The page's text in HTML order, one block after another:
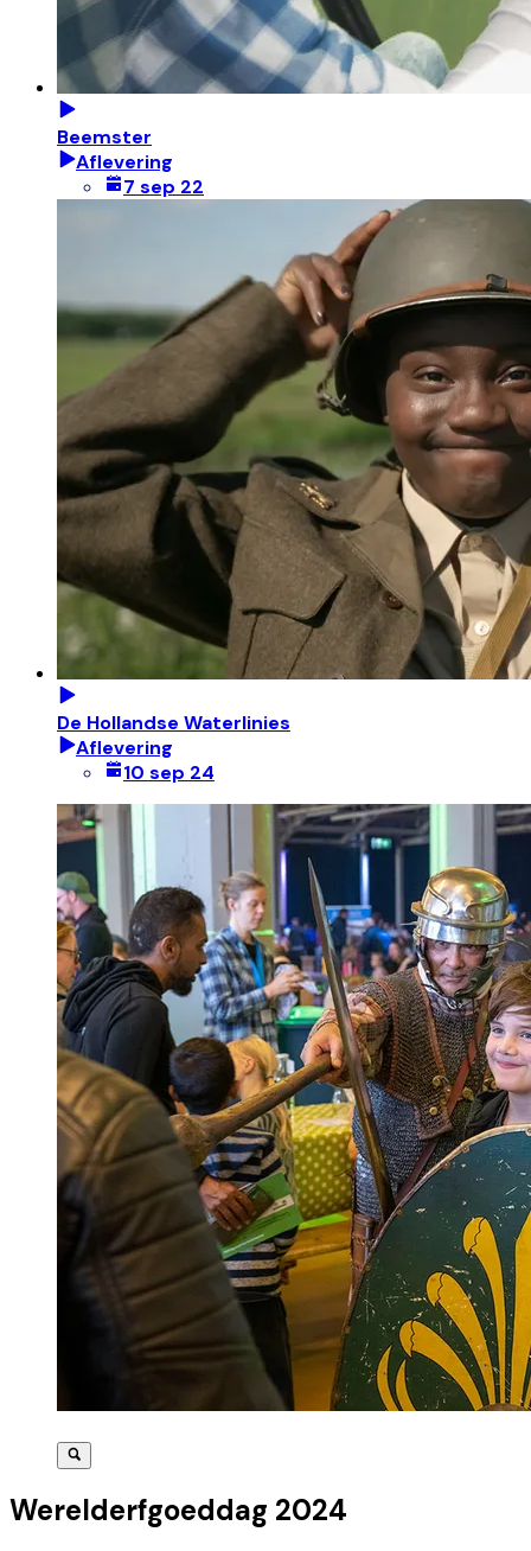
Beemster
Aflevering
7 sep 22
De Hollandse Waterlinies
Aflevering
10 sep 24
Werelderfgoeddag 2024